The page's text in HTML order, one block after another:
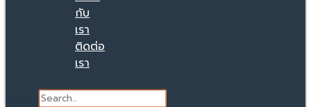
กับ
เรา
ติดต่อ
เรา